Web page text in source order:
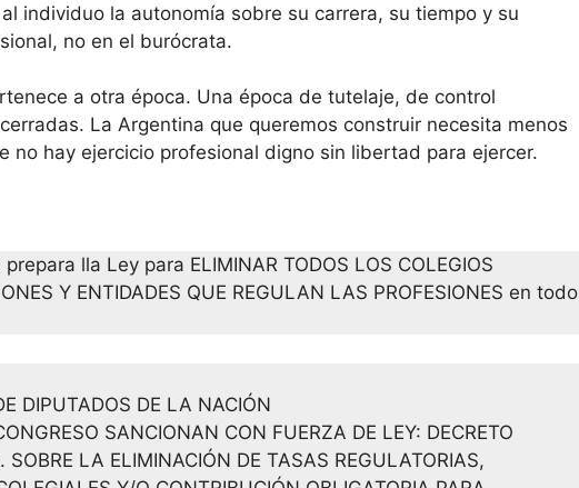
individuo la autonomía sobre su carrera, su tiempo y su
no en el burócrata.
a otra época. Una época de tutelaje, de control
La Argentina que queremos construir necesita menos
no hay ejercicio profesional digno sin libertad para ejercer.
lla Ley para ELIMINAR TODOS LOS COLEGIOS
Y ENTIDADES QUE REGULAN LAS PROFESIONES en todo
DIPUTADOS DE LA NACIÓN
SANCIONAN CON FUERZA DE LEY: DECRETO
LA ELIMINACIÓN DE TASAS REGULATORIAS,